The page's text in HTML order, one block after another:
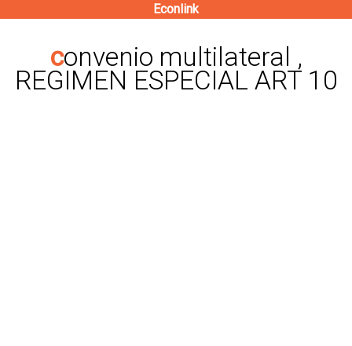
contenido
principal
Econlink
convenio multilateral ,
REGIMEN ESPECIAL ART 10